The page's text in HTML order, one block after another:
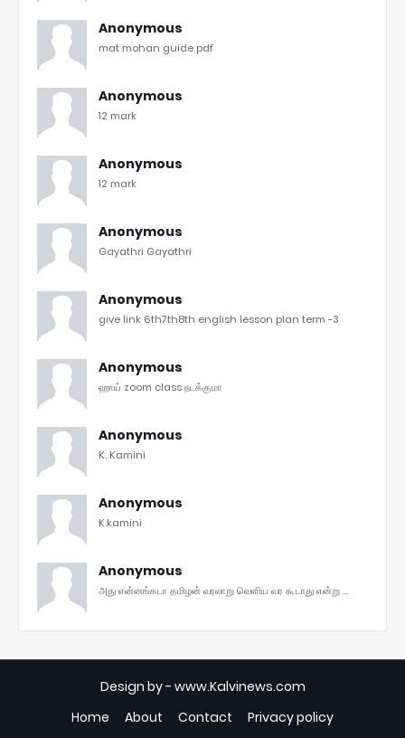
Anonymous
mat mohan guide pdf
Anonymous
12 mark
Anonymous
12 mark
Anonymous
Gayathri Gayathri
Anonymous
give link 6th7th8th english lesson plan term -3
Anonymous
ஹாய் zoom class நடக்குமா
Anonymous
K. Kamini
Anonymous
K.kamini
Anonymous
அது என்னங்கடா தமிழன் வரலாறு வெளிய வர கூடாது என்று ...
Design by - www.Kalvinews.com
Home
About Contact Privacy policy